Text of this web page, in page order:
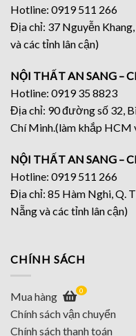
Hotline: 0919 511 266
Địa chỉ: 37 Nguyễn
và các tỉnh lân cận)
NỘI THẤT AN SANG –
Hotline: 0919 35 8823
Địa chỉ: 90 đường số 32,
Chí Minh.(làm khắp HCM
NỘI THẤT AN SANG –
Hotline: 0919 511 266
Địa chỉ: 85 Hàm Nghi, Q.
Nẵng và các tỉnh lân cận)
CHÍNH SÁCH
Mua hàng 0
Chính sách vận chuyển
Chính sách thanh toán